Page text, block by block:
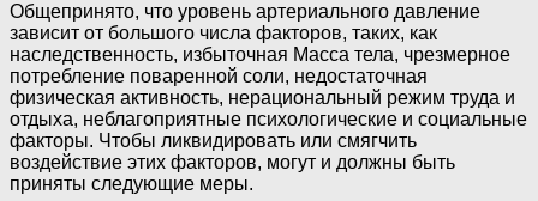
Общепринято, что уровень артериального давление
зависит от большого числа факторов, таких, как
наследственность, избыточная Масса тела, чрезмерное
потребление поваренной соли, недостаточная
физическая активность, нерациональный режим труда и
отдыха, неблагоприятные психологические и социальные
факторы. Чтобы ликвидировать или смягчить
воздействие этих факторов, могут и должны быть
приняты следующие меры.